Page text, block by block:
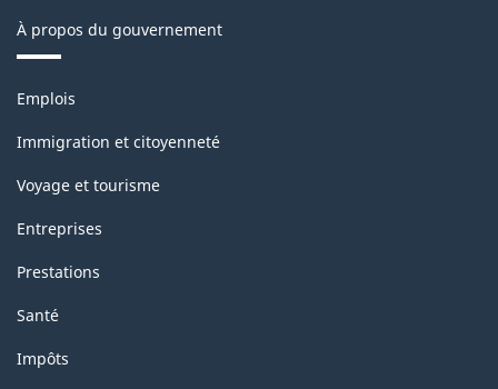
À propos du gouvernement
Thèmes
sujets
Emplois
Immigration et citoyenneté
Voyage et tourisme
Entreprises
Prestations
Santé
Impôts